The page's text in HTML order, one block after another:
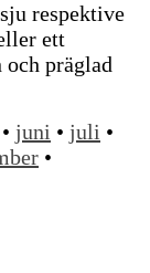
respektive
ett
präglad
• juni • juli •
•